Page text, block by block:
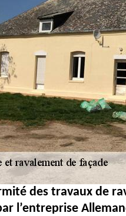
des travaux de
l’entreprise